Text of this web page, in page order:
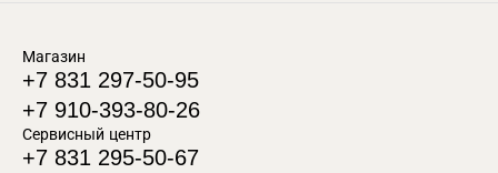
Магазин
+7 831 297-50-95
+7 910-393-80-26
Сервисный центр
+7 831 295-50-67